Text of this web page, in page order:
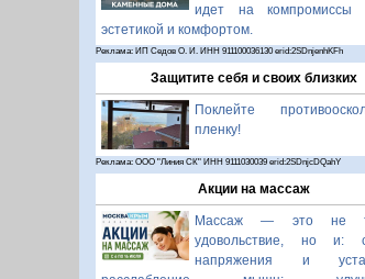
идет на компромиссы
эстетикой и комфортом.
Реклама: ИП Седов О. И. ИНН 911100036130 erid:2SDnjenhKFh
Защитите себя и своих близких
Поклейте
пленку!
Реклама: ООО "Линия СК" ИНН 9111030039 erid:2SDnjcDQahY
Акции на массаж
Массаж — это не
удовольствие, но и:
напряжения и